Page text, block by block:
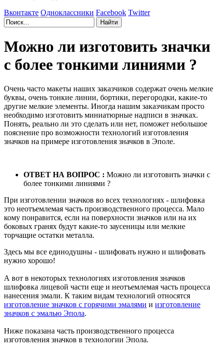
Вконтакте Одноклассники Facebook Twitter
Можно ли изготовить значки
с более тонкими линиями ?
Очень часто макеты наших заказчиков содержат очень мелкие
буквы, очень тонкие линии, бортики, перегородки, какие-то
другие мелкие элементы. Иногда нашим заказчикам просто
необходимо изготовить миниатюрные надписи в значках.
Понять, реально ли это сделать или нет, поможет небольшое
пояснение про возможности технологий изготовления
значков на примере изготовления значков в Эполе.
ОТВЕТ НА ВОПРОС : Можно ли изготовить значки с
более тонкими линиями ?
При изготовлении значков во всех технологиях - шлифовка
это неотъемлемая часть производственного процесса. Мало
кому понравится, если на поверхности значков или на их
боковых гранях будут какие-то заусеницы или мелкие
торчащие остатки металла.
Здесь мы все единодушны - шлифовать нужно и шлифовать
нужно хорошо!
А вот в некоторых технологиях изготовления значков
шлифовка лицевой части еще и неотъемлемая часть процесса
нанесения эмали. К таким видам технологий относятся
изготовление значков с горячими эмалями и изготовление
значков с эмалью Эпола.
Ниже показана часть производственного процесса
изготовления значков в технологии Эпола.